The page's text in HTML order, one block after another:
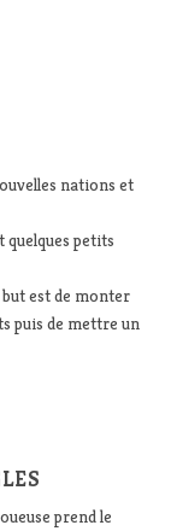
nations et
quelques petits
but est de monter
puis de mettre un
prend le